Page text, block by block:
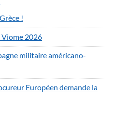
!
Viome 2026
militaire américano-
Européen demande la